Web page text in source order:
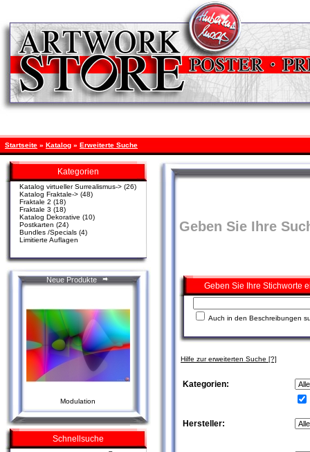
Startseite » Katalog » Erweiterte Suche
Kategorien
Katalog virtueller Surrealismus-> (26)
Katalog Fraktale-> (48)
Fraktale 2 (18)
Fraktale 3 (18)
Katalog Dekorative (10)
Postkarten (24)
Bundles /Specials (4)
Limitierte Auflagen
Neue Produkte
Modulation
Schnellsuche
Geben Sie Ihre
Geben Sie Ihre Stichworte
Auch in den Beschreibungen
Hilfe zur erweiterten Suche [?]
Kategorien:
Hersteller: